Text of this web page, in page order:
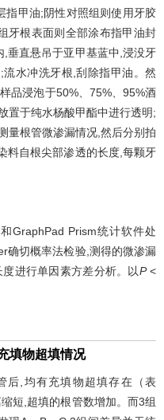
指甲油;阴性对照组则使用牙胶
牙根表面则全部涂布指甲油封
垂直悬吊于亚甲基蓝中,浸没牙
水冲洗牙根,刮除指甲油。然
品浸泡于50%、75%、95%酒
置于纯水杨酸甲酯中进行透明;
量根管微渗漏情况,然后分别拍
料自根尖部渗透的长度,每颗牙
GraphPad Prism统计软件处
确切概率法检验,测得的微渗漏
进行单因素方差分析。以P<
填物超填情况
后,均有充填物超填存在（表
短,超填的根管数增加。而3组